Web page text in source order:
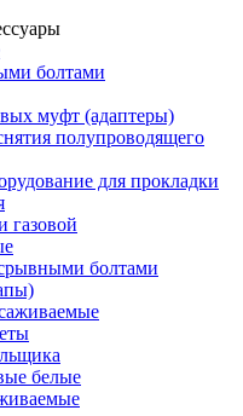
болтами
муфт (адаптеры)
полупроводящего
для прокладки
газовой
болтами
белые